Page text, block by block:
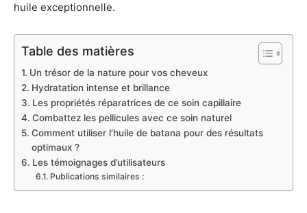
huile exceptionnelle.
Table des matières
Un trésor de la nature pour vos cheveux
Hydratation intense et brillance
Les propriétés réparatrices de ce soin capillaire
Combattez les pellicules avec ce soin naturel
Comment utiliser l’huile de batana pour des résultats
optimaux ?
Les témoignages d’utilisateurs
Publications similaires :